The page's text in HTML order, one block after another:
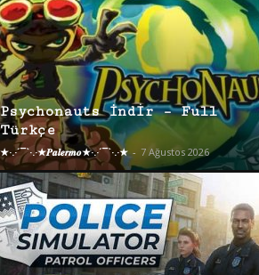
Psychonauts İndir – Full
Türkçe
★·.·´¯`·.·★𝑷𝒂𝒍𝒆𝒓𝒎𝒐★·.·´¯`·.·★ - 7 Ağustos 2026